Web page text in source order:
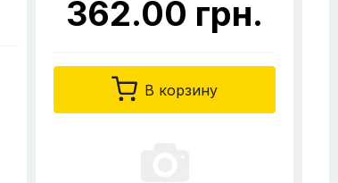
362.00 грн.
В корзину